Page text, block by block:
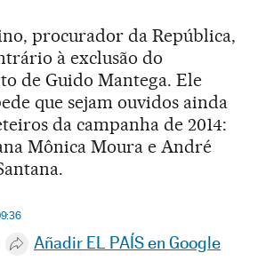
procurador da República,
à exclusão do
de Guido Mantega. Ele
que sejam ouvidos ainda
da campanha de 2014:
Mônica Moura e André
Whatsapp
en Facebook
en Twitter
Desplegar Redes Sociales
Añadir EL PAÍS en Google